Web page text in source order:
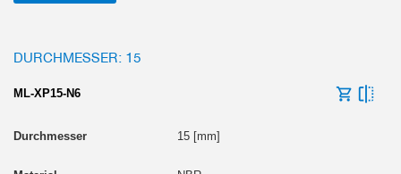
DURCHMESSER: 15
ML-XP15-N6
15 [mm]